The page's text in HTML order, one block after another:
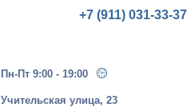
Пн-Пт 9:00 - 19:00
+7 (911) 031-33-37
Учительская улица, 23